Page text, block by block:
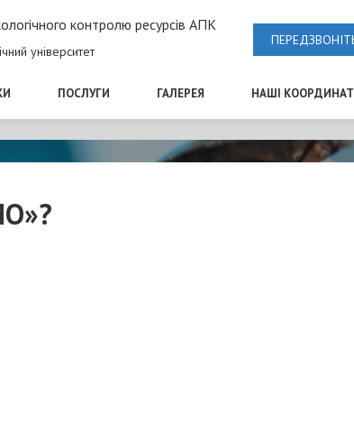
контролю ресурсів АПК
університет
ПОСЛУГИ ГАЛЕРЕЯ НАШІ